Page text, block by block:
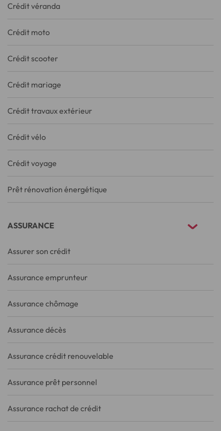
Crédit véranda
Crédit moto
Crédit scooter
Crédit mariage
Crédit travaux extérieur
Crédit vélo
Crédit voyage
Prêt rénovation énergétique
ASSURANCE
Assurer son crédit
Assurance emprunteur
Assurance chômage
Assurance décès
Assurance crédit renouvelable
Assurance prêt personnel
Assurance rachat de crédit